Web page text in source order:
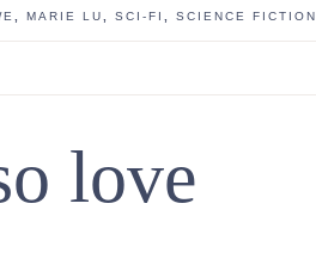
MARIE LU SCI-FI SCIENCE FICTION
love